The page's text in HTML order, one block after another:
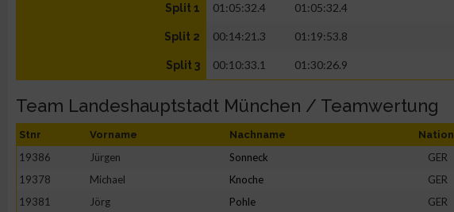
Split 1 01:05:32.4 01:05:32.4
Split 2 00:14:21.3 01:19:53.8
Split 3 00:10:33.1 01:30:26.9
Team Landeshauptstadt München / Teamwertung
Stnr Vorname Nachname Nation
19386 Jürgen Sonneck GER
19378
Michael Knoche GER
19381
Jörg Pohle GER